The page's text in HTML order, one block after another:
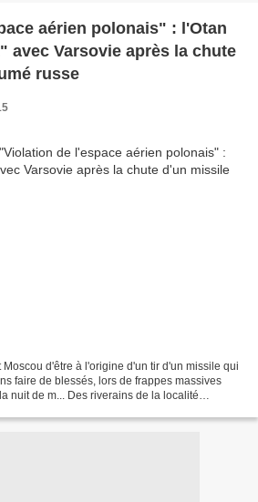
aérien polonais" : l'Otan
avec Varsovie après la chute
russe
Moscou d'être à l'origine d'un tir d'un missile qui
faire de blessés, lors de frappes massives
nuit de m... Des riverains de la localité